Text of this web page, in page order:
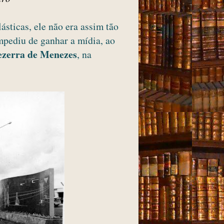
ele não era assim tão
de ganhar a mídia, ao
de Menezes, na